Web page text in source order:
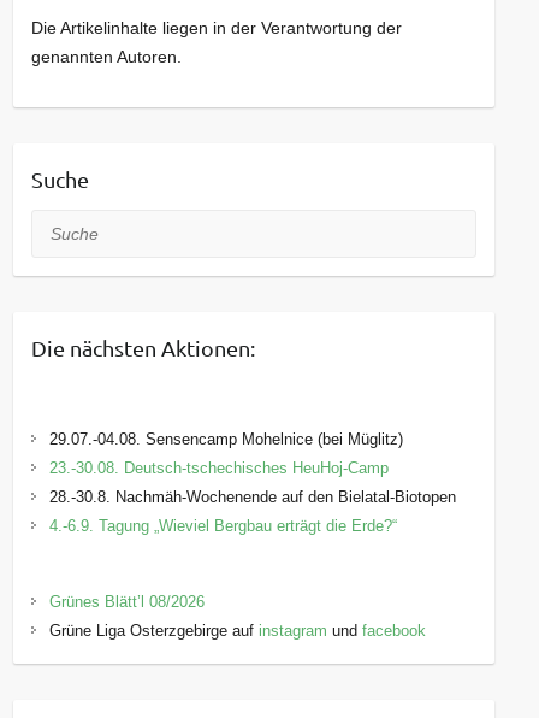
Die Artikelinhalte liegen in der Verantwortung der
genannten Autoren.
Suche
Suche
Die nächsten Aktionen:
29.07.-04.08. Sensencamp Mohelnice (bei Müglitz)
23.-30.08. Deutsch-tschechisches HeuHoj-Camp
28.-30.8. Nachmäh-Wochenende auf den Bielatal-Biotopen
4.-6.9. Tagung „Wieviel Bergbau erträgt die Erde?“
Grünes Blätt’l 08/2026
Grüne Liga Osterzgebirge auf instagram undfacebook